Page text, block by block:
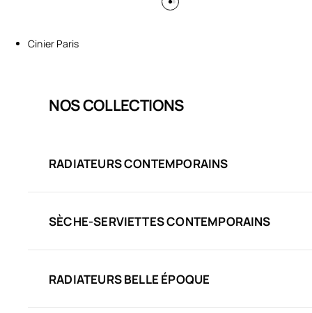
Cinier Paris
NOS COLLECTIONS
RADIATEURS CONTEMPORAINS
SÈCHE-SERVIETTES CONTEMPORAINS
RADIATEURS BELLE ÉPOQUE